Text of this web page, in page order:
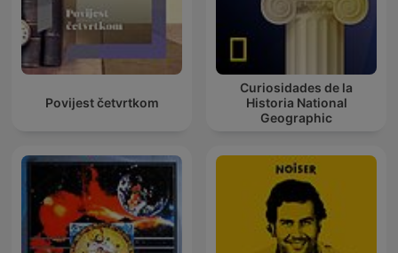
Povijest četvrtkom
Curiosidades de la
Historia National
Geographic